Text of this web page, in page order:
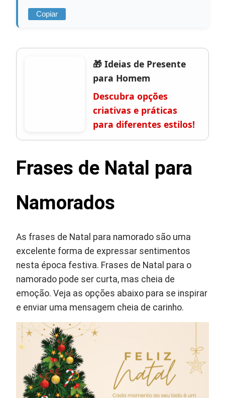
Copiar
🎁 Ideias de Presente
para Homem
Descubra opções
criativas e práticas
para diferentes estilos!
Frases de Natal para
Namorados
As frases de Natal para namorado são uma
excelente forma de expressar sentimentos
nesta época festiva. Frases de Natal para o
namorado pode ser curta, mas cheia de
emoção. Veja as opções abaixo para se inspirar
e enviar uma mensagem cheia de carinho.